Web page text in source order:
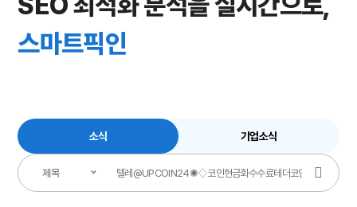
스마트픽인
소식 기업소식
제목